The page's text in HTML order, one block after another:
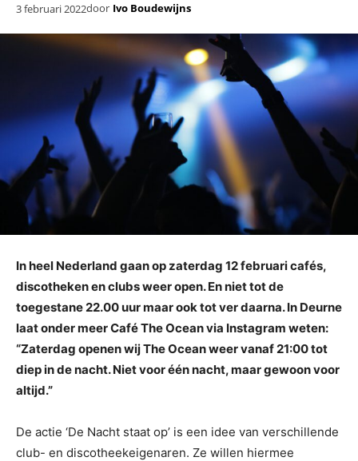
3 februari 2022door Ivo Boudewijns
In heel Nederland gaan op zaterdag 12 februari cafés,
discotheken en clubs weer open. En niet tot de
toegestane 22.00 uur maar ook tot ver daarna. In Deurne
laat onder meer Café The Ocean via Instagram weten:
“Zaterdag openen wij The Ocean weer vanaf 21:00 tot
diep in de nacht. Niet voor één nacht, maar gewoon voor
altijd.”
De actie ‘De Nacht staat op’ is een idee van verschillende
club- en discotheekeigenaren. Ze willen hiermee